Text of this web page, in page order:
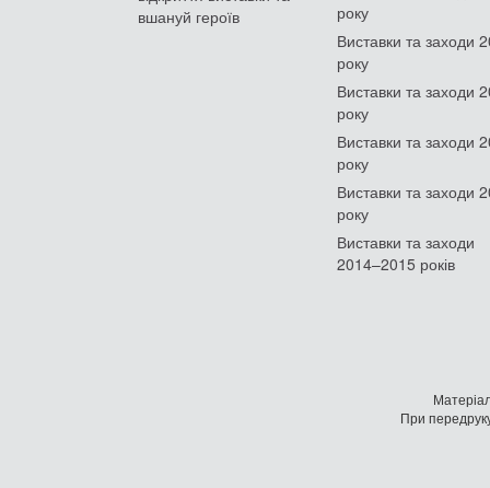
вшануй героїв
року
Виставки та заходи
року
Виставки та заходи
року
Виставки та заходи
року
Виставки та заходи
року
Виставки та заходи
2014–2015 років
При